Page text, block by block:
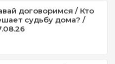
договоримся / Кто
судьбу дома? /